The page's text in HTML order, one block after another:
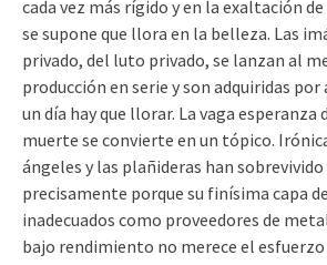
cada vez más rígido y en la exaltación
se supone que llora en la belleza. Las
privado, del luto privado, se lanzan al
producción en serie y son adquiridas por
un día hay que llorar. La vaga esperanza
muerte se convierte en un tópico.
ángeles y las plañideras han
precisamente porque su finísima capa
inadecuados como proveedores de
bajo rendimiento no merece el